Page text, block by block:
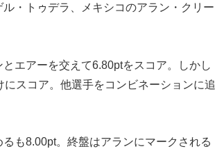
・トゥデラ、メキシコのアラン・クリー
エアーを交えて6.80ptをスコア。しかし
スコア。他選手をコンビネーションに追
も8.00pt。終盤はアランにマークされる